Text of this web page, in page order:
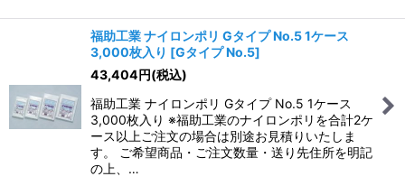
福助工業 ナイロンポリ Gタイプ No.5 1ケース
3,000枚入り [Gタイプ No.5]
43,404円(税込)
福助工業 ナイロンポリ Gタイプ No.5 1ケース
3,000枚入り ※福助工業のナイロンポリを合計2ケ
ース以上ご注文の場合は別途お見積りいたしま
す。 ご希望商品・ご注文数量・送り先住所を明記
の上、…